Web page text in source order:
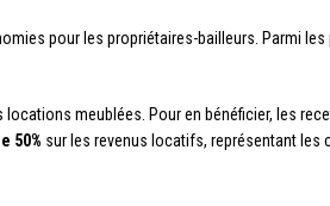
pour les propriétaires-bailleurs. Parmi
meublées. Pour en bénéficier, les
50% sur les revenus locatifs, représentant les